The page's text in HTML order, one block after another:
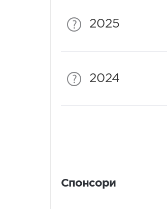
2025
2024
Спонсори